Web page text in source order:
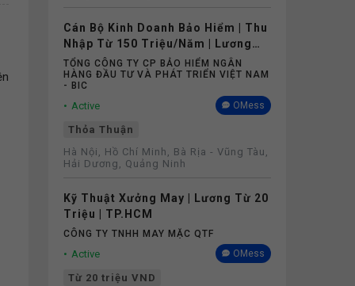
Cán Bộ Kinh Doanh Bảo Hiểm | Thu
Nhập Từ 150 Triệu/Năm | Lương
Cứng Không Phụ Thuộc Doanh Số
TỔNG CÔNG TY CP BẢO HIỂM NGÂN
HÀNG ĐẦU TƯ VÀ PHÁT TRIỂN VIỆT NAM
- BIC
Active OMess
Thỏa Thuận
Hà Nội, Hồ Chí Minh, Bà Rịa - Vũng Tàu,
Hải Dương, Quảng Ninh
Kỹ Thuật Xưởng May | Lương Từ 20
Triệu | TP.HCM
CÔNG TY TNHH MAY MẶC QTF
Active OMess
Từ 20 triệu VND